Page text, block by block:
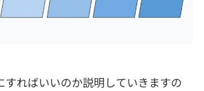
すればいいのか説明していきますの